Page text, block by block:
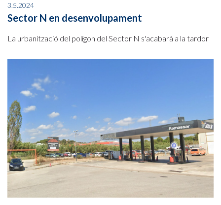
3.5.2024
Sector N en desenvolupament
La urbanització del polígon del Sector N s'acabarà a la tardor